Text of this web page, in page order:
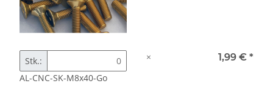
Stk.:
AL-CNC-SK-M8x40-Go
× 1,99 € *